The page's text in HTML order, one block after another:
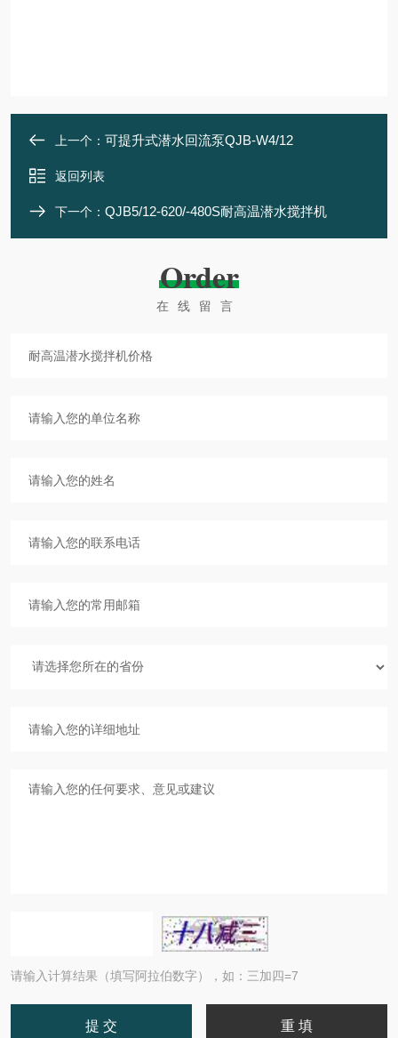
上一个： 可提升式潜水回流泵QJB-W4/12
返回列表
下一个： QJB5/12-620/-480S耐高温潜水搅拌机
Order
在线留言
请输入计算结果（填写阿拉伯数字），如：三加四=7